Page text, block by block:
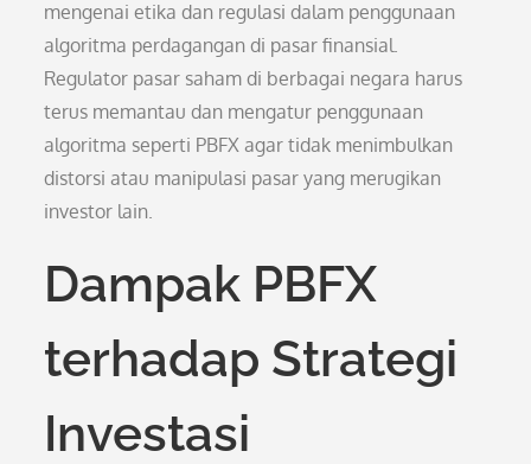
mengenai etika dan regulasi dalam penggunaan
algoritma perdagangan di pasar finansial.
Regulator pasar saham di berbagai negara harus
terus memantau dan mengatur penggunaan
algoritma seperti PBFX agar tidak menimbulkan
distorsi atau manipulasi pasar yang merugikan
investor lain.
Dampak PBFX
terhadap Strategi
Investasi